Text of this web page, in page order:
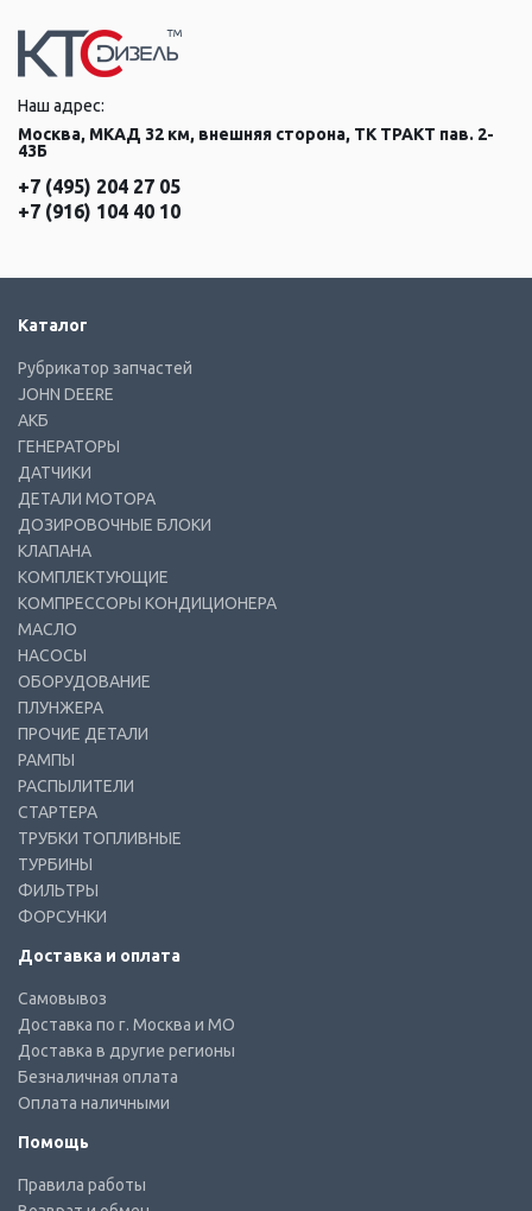
Наш адрес:
Москва, МКАД 32 км, внешняя сторона, ТК ТРАКТ пав. 2-
43Б
+7 (495) 204 27 05
+7 (916) 104 40 10
Каталог
Рубрикатор запчастей
JOHN DEERE
АКБ
ГЕНЕРАТОРЫ
ДАТЧИКИ
ДЕТАЛИ МОТОРА
ДОЗИРОВОЧНЫЕ БЛОКИ
КЛАПАНА
КОМПЛЕКТУЮЩИЕ
КОМПРЕССОРЫ КОНДИЦИОНЕРА
МАСЛО
НАСОСЫ
ОБОРУДОВАНИЕ
ПЛУНЖЕРА
ПРОЧИЕ ДЕТАЛИ
РАМПЫ
РАСПЫЛИТЕЛИ
СТАРТЕРА
ТРУБКИ ТОПЛИВНЫЕ
ТУРБИНЫ
ФИЛЬТРЫ
ФОРСУНКИ
Доставка и оплата
Самовывоз
Доставка по г. Москва и МО
Доставка в другие регионы
Безналичная оплата
Оплата наличными
Помощь
Правила работы